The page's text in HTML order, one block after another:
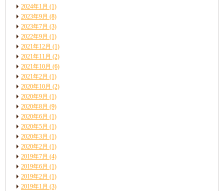
2024年1月 (1)
2023年9月 (8)
2023年7月 (3)
2022年9月 (1)
2021年12月 (1)
2021年11月 (2)
2021年10月 (6)
2021年2月 (1)
2020年10月 (2)
2020年9月 (1)
2020年8月 (9)
2020年6月 (1)
2020年5月 (1)
2020年3月 (1)
2020年2月 (1)
2019年7月 (4)
2019年6月 (1)
2019年2月 (1)
2019年1月 (3)